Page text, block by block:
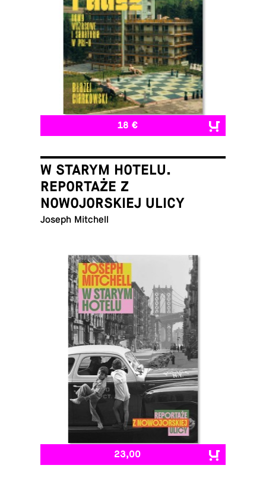
18 €
W STARYM HOTELU.
REPORTAŻE Z
NOWOJORSKIEJ ULICY
Joseph Mitchell
23,00